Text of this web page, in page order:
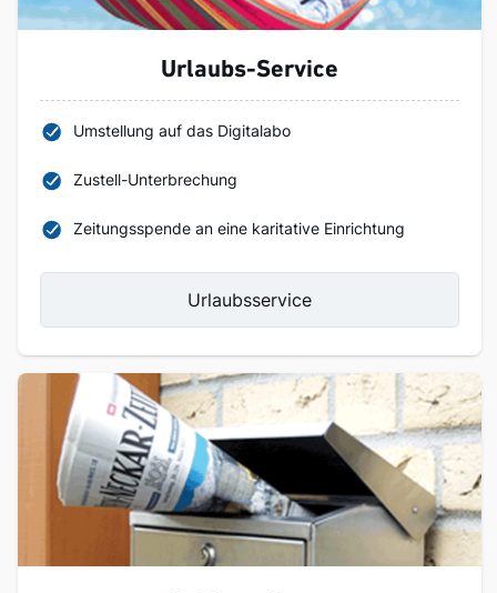
Urlaubs-Service
Umstellung auf das Digitalabo
Zustell-Unterbrechung
Zeitungsspende an eine karitative Einrichtung
Urlaubsservice